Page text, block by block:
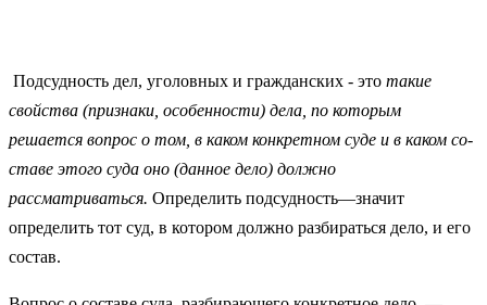
Подсудность дел, уголовных и гражданских - это такие
свойства (признаки, особенности) дела, по которым
решается вопрос о том, в каком конкретном суде и в каком со­
ставе этого суда оно (данное дело) должно
рассматриваться. Определить подсудность—значит
определить тот суд, в котором должно разбирать­ся дело, и его
состав.